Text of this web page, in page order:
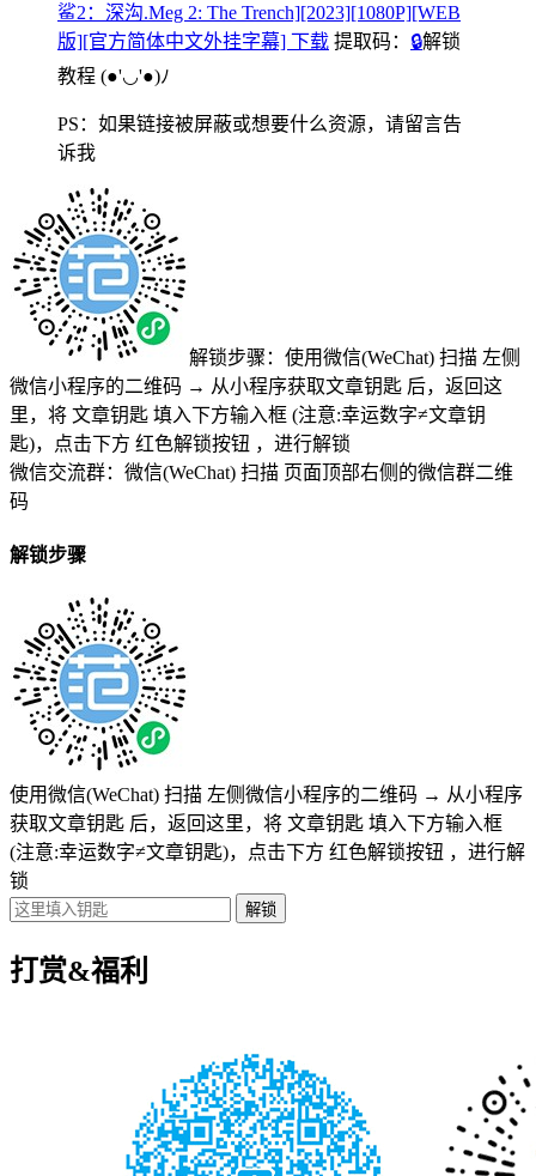
鲨2：深沟.Meg 2: The Trench][2023][1080P][WEB
版][官方简体中文外挂字幕] 下载 提取码： 🔒解锁
教程 (●'◡'●)ﾉ
PS：如果链接被屏蔽或想要什么资源，请留言告
诉我
解锁步骤：使用微信(WeChat) 扫描 左侧
微信小程序的二维码 → 从小程序获取文章钥匙 后，返回这
里，将 文章钥匙 填入下方输入框 (注意:幸运数字≠文章钥
匙)，点击下方 红色解锁按钮 ，进行解锁
微信交流群：微信(WeChat) 扫描 页面顶部右侧的微信群二维
码
解锁步骤
使用微信(WeChat) 扫描 左侧微信小程序的二维码 → 从小程序
获取文章钥匙 后，返回这里，将 文章钥匙 填入下方输入框
(注意:幸运数字≠文章钥匙)，点击下方 红色解锁按钮 ，进行解
锁
打赏&福利